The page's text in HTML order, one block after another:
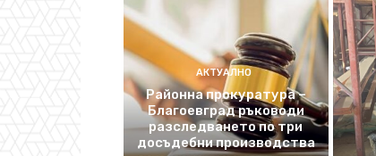
АКТУАЛНО
Районна прокуратура –
Благоевград ръководи
разследването по три
досъдебни производства